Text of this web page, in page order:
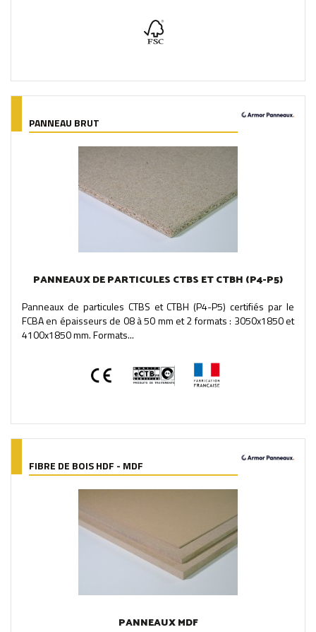
PANNEAU BRUT
PANNEAUX DE PARTICULES CTBS ET CTBH (P4-P5)
Panneaux de particules CTBS et CTBH (P4-P5) certifiés par le
FCBA en épaisseurs de 08 à 50 mm et 2 formats : 3050x1850 et
4100x1850 mm. Formats...
FIBRE DE BOIS HDF - MDF
PANNEAUX MDF